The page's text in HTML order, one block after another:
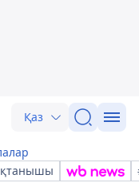
Қаз